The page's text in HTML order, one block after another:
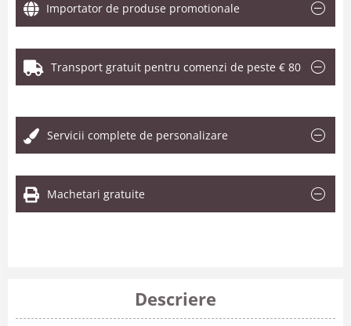
Importator de produse promotionale
Transport gratuit pentru comenzi de peste € 80
Servicii complete de personalizare
Machetari gratuite
Descriere